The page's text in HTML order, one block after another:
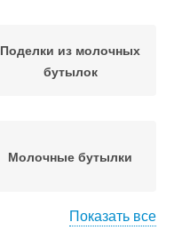
Поделки из молочных
бутылок
Молочные бутылки
Показать все